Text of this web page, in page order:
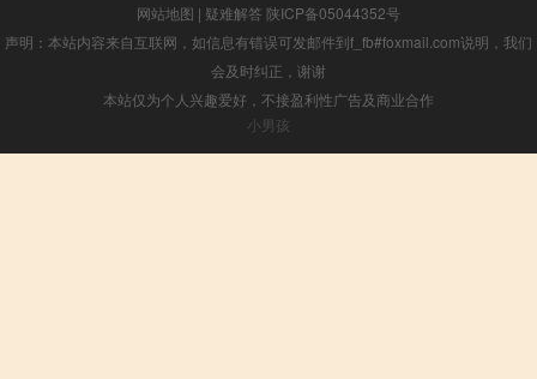
网站地图 | 疑难解答 陕ICP备05044352号
声明：本站内容来自互联网，如信息有错误可发邮件到f_fb#foxmail.com说明，我们
会及时纠正，谢谢
本站仅为个人兴趣爱好，不接盈利性广告及商业合作
小男孩